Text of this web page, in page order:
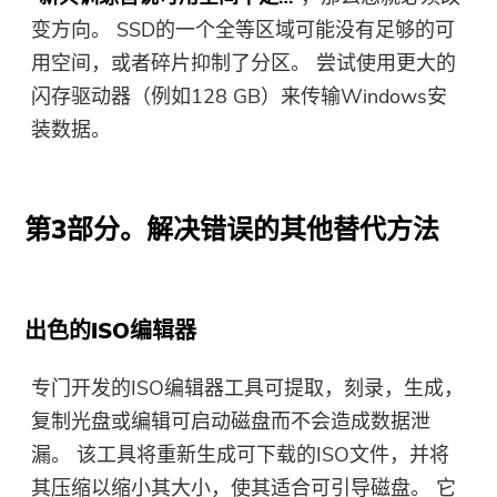
变方向。 SSD的一个全等区域可能没有足够的可
用空间，或者碎片抑制了分区。 尝试使用更大的
闪存驱动器（例如128 GB）来传输Windows安
装数据。
第3部分。解决错误的其他替代方法
出色的ISO编辑器
专门开发的ISO编辑器工具可提取，刻录，生成，
复制光盘或编辑可启动磁盘而不会造成数据泄
漏。 该工具将重新生成可下载的ISO文件，并将
其压缩以缩小其大小，使其适合可引导磁盘。 它
接和优惠券代码。 如需购买软
件，请点击商店.
请输入一个有效的电子邮件地址。
感谢您的订阅！
电子邮件 user@email.com。 您也可
以点击按钮直接购买软件。
立即购买